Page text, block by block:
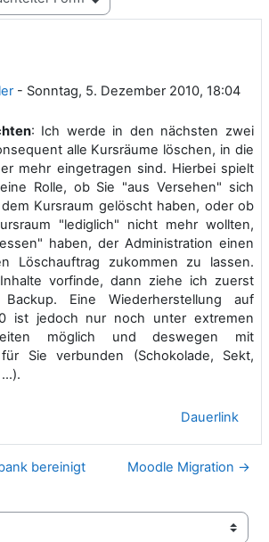
- Sonntag, 5. Dezember 2010, 18:04
: Ich werde in den nächsten zwei
alle Kursräume löschen, in die
mehr eingetragen sind. Hierbei spielt
Rolle, ob Sie "aus Versehen" sich
Kursraum gelöscht haben, oder ob
"lediglich" nicht mehr wollten,
haben, der Administration einen
Löschauftrag zukommen zu lassen.
vorfinde, dann ziehe ich zuerst
Eine Wiederherstellung auf
ist jedoch nur noch unter extremen
möglich und deswegen mit
Sie verbunden (Schokolade, Sekt,
Dauerlink
bereinigt Moodle Migration →